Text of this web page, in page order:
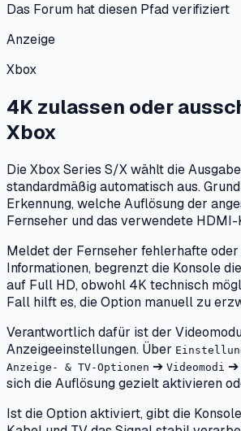
Das Forum hat diesen Pfad verifiziert
Anzeige
Xbox
4K zulassen oder
Xbox
Die Xbox Series S/X wählt die
standardmäßig automatisch aus.
Erkennung, welche Auflösung der
Fernseher und das verwendete
Meldet der Fernseher fehlerhafte
Informationen, begrenzt die Konsole
auf Full HD, obwohl 4K technisch
Fall hilft es, die Option manuell zu
Verantwortlich dafür ist der
Anzeigeeinstellungen. Über
Anzeige- & TV-Optionen ➔ Videomodi ➔
sich die Auflösung gezielt aktivieren
Ist die Option aktiviert, gibt die